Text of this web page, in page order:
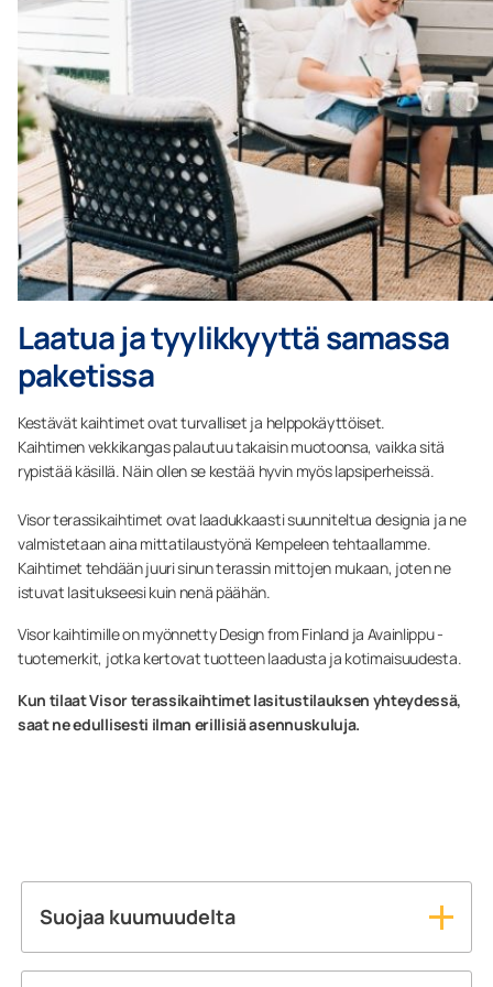
Laatua ja tyylikkyyttä samassa
paketissa
Kestävät kaihtimet ovat turvalliset ja helppokäyttöiset.
Kaihtimen vekkikangas palautuu takaisin muotoonsa, vaikka sitä
rypistää käsillä. Näin ollen se kestää hyvin myös lapsiperheissä.
Visor terassikaihtimet ovat laadukkaasti suunniteltua designia ja ne
valmistetaan aina mittatilaustyönä Kempeleen tehtaallamme.
Kaihtimet tehdään juuri sinun terassin mittojen mukaan, joten ne
istuvat lasitukseesi kuin nenä päähän.
Visor kaihtimille on myönnetty Design from Finland ja Avainlippu -
tuotemerkit, jotka kertovat tuotteen laadusta ja kotimaisuudesta.
Kun tilaat Visor terassikaihtimet lasitustilauksen yhteydessä,
saat ne edullisesti ilman erillisiä asennuskuluja.
Suojaa kuumuudelta
parvekkeelle tai terassille voi lämpötila äkkiä nousta